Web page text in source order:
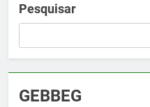
Pesquisar
GEBBEG